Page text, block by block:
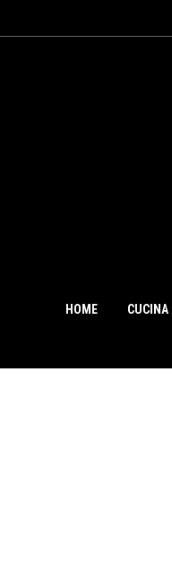
HOME CUCINA